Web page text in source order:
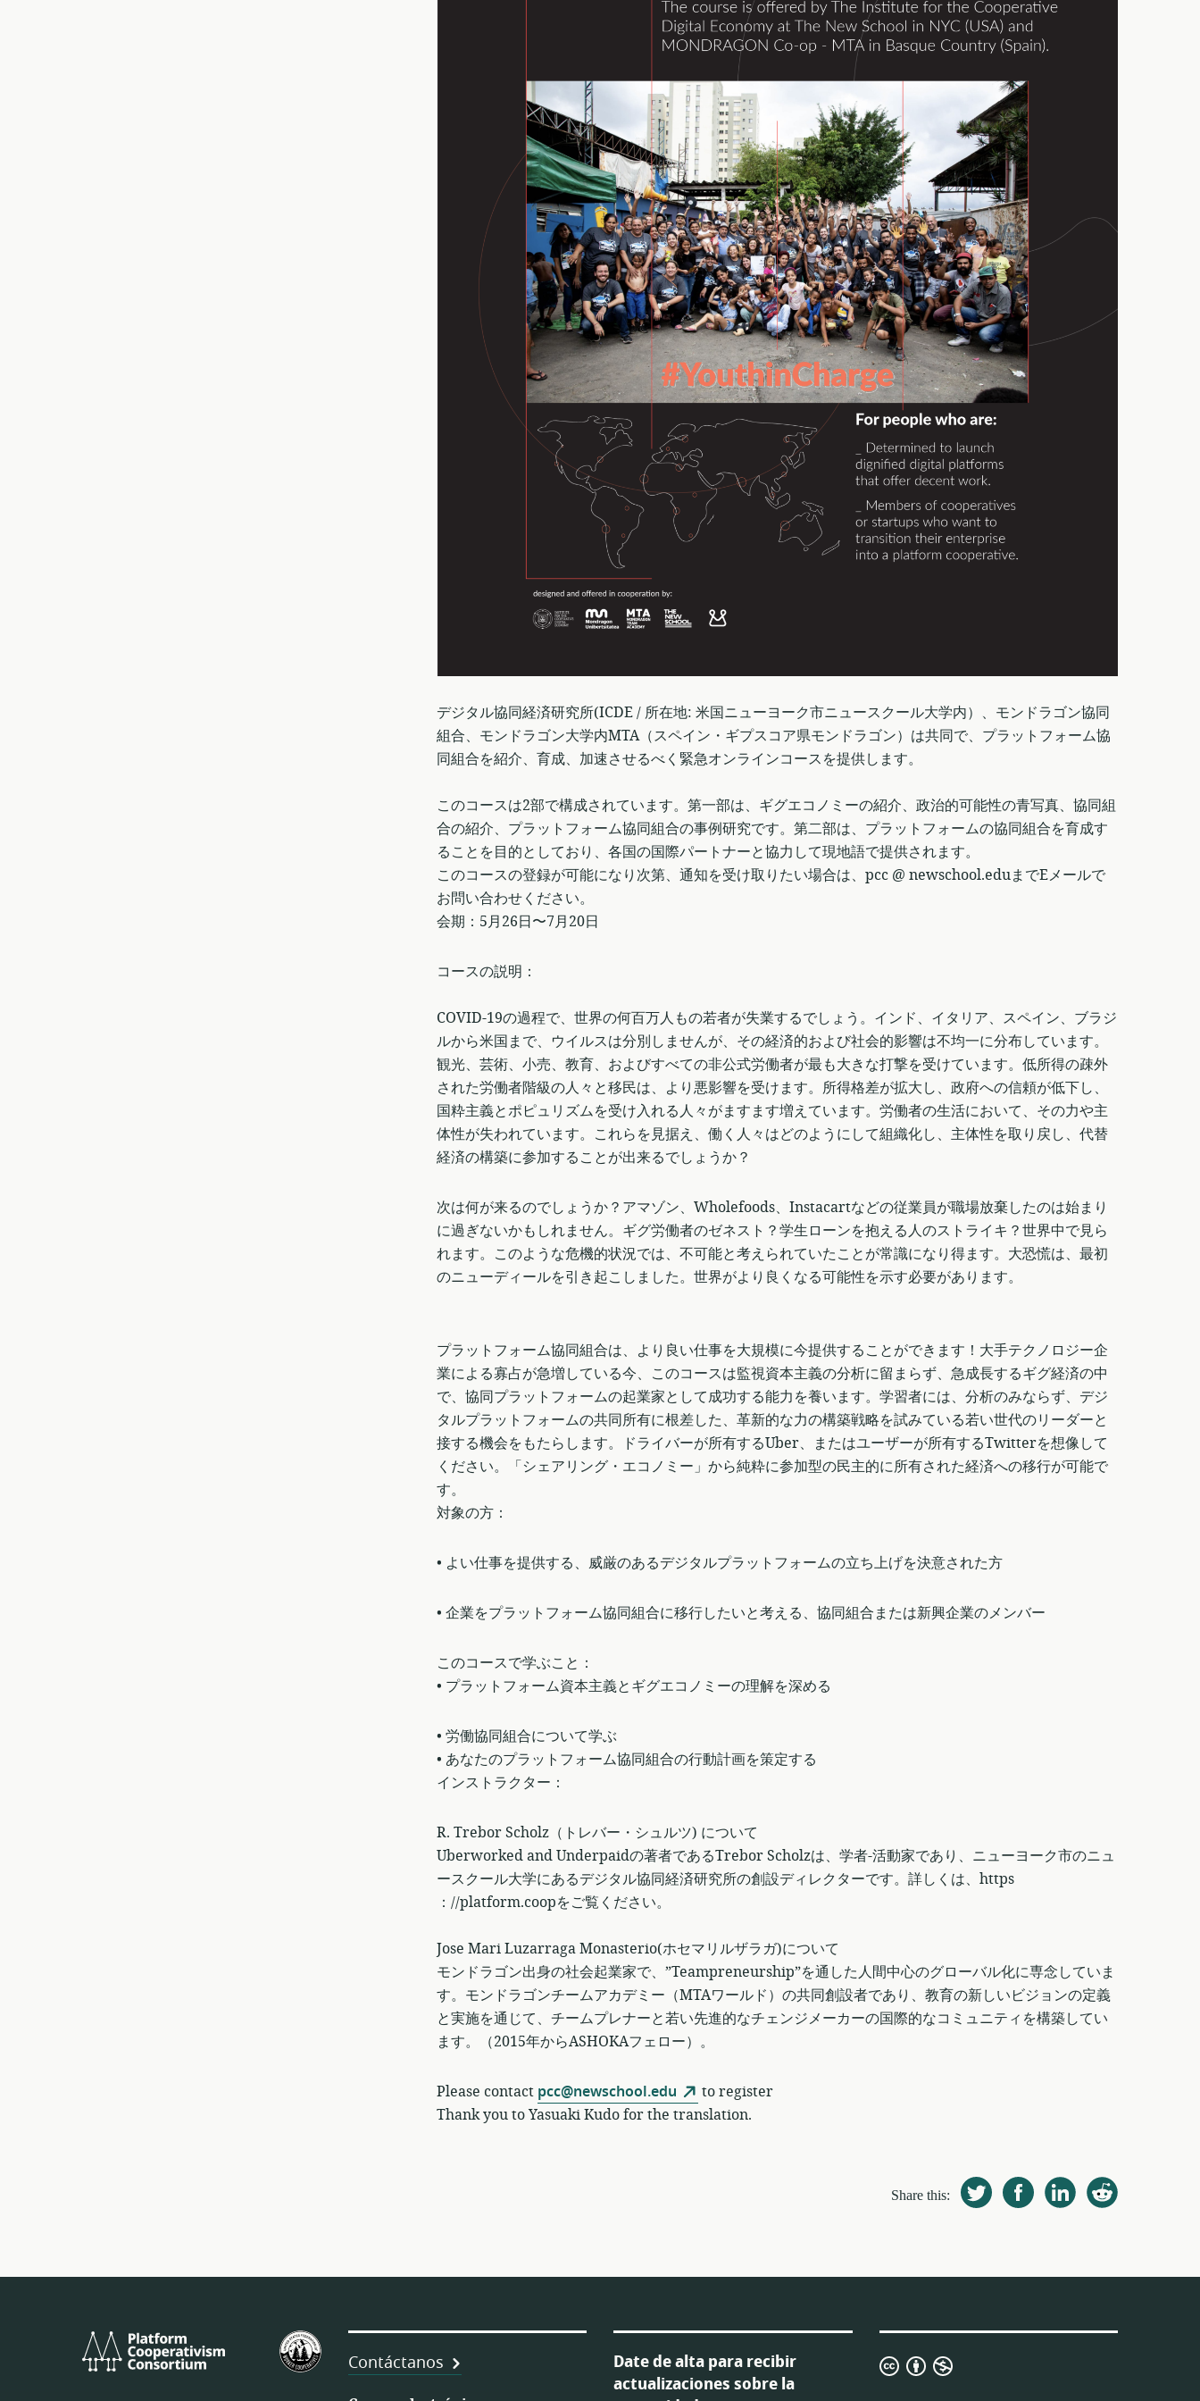
デジタル協同経済研究所(ICDE / 所在地: 米国ニューヨーク市ニュースクール大学内）、モンドラゴン協同
組合、モンドラゴン大学内MTA（スペイン・ギプスコア県モンドラゴン）は共同で、プラットフォーム協
同組合を紹介、育成、加速させるべく緊急オンラインコースを提供します。
このコースは2部で構成されています。第一部は、ギグエコノミーの紹介、政治的可能性の青写真、協同組
合の紹介、プラットフォーム協同組合の事例研究です。第二部は、プラットフォームの協同組合を育成す
ることを目的としており、各国の国際パートナーと協力して現地語で提供されます。
このコースの登録が可能になり次第、通知を受け取りたい場合は、pcc @ newschool.eduまでEメールで
お問い合わせください。
会期：5月26日〜7月20日
コースの説明：
COVID-19の過程で、世界の何百万人もの若者が失業するでしょう。インド、イタリア、スペイン、ブラジ
ルから米国まで、ウイルスは分別しませんが、その経済的および社会的影響は不均一に分布しています。
観光、芸術、小売、教育、およびすべての非公式労働者が最も大きな打撃を受けています。低所得の疎外
された労働者階級の人々と移民は、より悪影響を受けます。所得格差が拡大し、政府への信頼が低下し、
国粋主義とポピュリズムを受け入れる人々がますます増えています。労働者の生活において、その力や主
体性が失われています。これらを見据え、働く人々はどのようにして組織化し、主体性を取り戻し、代替
経済の構築に参加することが出来るでしょうか？
次は何が来るのでしょうか？アマゾン、Wholefoods、Instacartなどの従業員が職場放棄したのは始まり
に過ぎないかもしれません。ギグ労働者のゼネスト？学生ローンを抱える人のストライキ？世界中で見ら
れます。このような危機的状況では、不可能と考えられていたことが常識になり得ます。大恐慌は、最初
のニューディールを引き起こしました。世界がより良くなる可能性を示す必要があります。
プラットフォーム協同組合は、より良い仕事を大規模に今提供することができます！大手テクノロジー企
業による寡占が急増している今、このコースは監視資本主義の分析に留まらず、急成長するギグ経済の中
で、協同プラットフォームの起業家として成功する能力を養います。学習者には、分析のみならず、デジ
タルプラットフォームの共同所有に根差した、革新的な力の構築戦略を試みている若い世代のリーダーと
接する機会をもたらします。ドライバーが所有するUber、またはユーザーが所有するTwitterを想像して
ください。「シェアリング・エコノミー」から純粋に参加型の民主的に所有された経済への移行が可能で
す。
対象の方：
• よい仕事を提供する、威厳のあるデジタルプラットフォームの立ち上げを決意された方
• 企業をプラットフォーム協同組合に移行したいと考える、協同組合または新興企業のメンバー
このコースで学ぶこと：
• プラットフォーム資本主義とギグエコノミーの理解を深める
• 労働協同組合について学ぶ
• あなたのプラットフォーム協同組合の行動計画を策定する
インストラクター：
R. Trebor Scholz（トレバー・シュルツ) について
Uberworked and Underpaidの著者であるTrebor Scholzは、学者-活動家であり、ニューヨーク市のニュ
ースクール大学にあるデジタル協同経済研究所の創設ディレクターです。詳しくは、https
：//platform.coopをご覧ください。
Jose Mari Luzarraga Monasterio(ホセマリルザラガ)について
モンドラゴン出身の社会起業家で、”Teampreneurship”を通した人間中心のグローバル化に専念していま
す。モンドラゴンチームアカデミー（MTAワールド）の共同創設者であり、教育の新しいビジョンの定義
と実施を通じて、チームプレナーと若い先進的なチェンジメーカーの国際的なコミュニティを構築してい
ます。（2015年からASHOKAフェロー）。
Please contact pcc@newschool.edu
to register
Thank you to Yasuaki Kudo for the translation.
Share this:
Platform
Cooperativism
U.S.
Federation
Contáctanos
Date de alta para recibir
actualizaciones sobre la
Licencia